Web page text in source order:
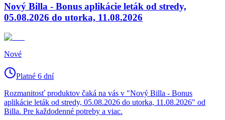
Nový Billa - Bonus aplikácie leták od stredy,
05.08.2026 do utorka, 11.08.2026
Nové
Platné 6 dní
Rozmanitosť produktov čaká na vás v "Nový Billa - Bonus
aplikácie leták od stredy, 05.08.2026 do utorka, 11.08.2026" od
Billa. Pre každodenné potreby a viac.